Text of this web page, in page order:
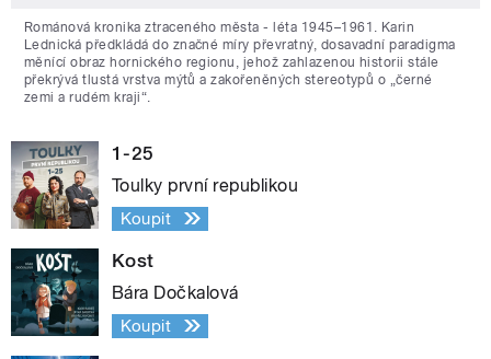
Románová kronika ztraceného města - léta 1945–1961. Karin
Lednická předkládá do značné míry převratný, dosavadní paradigma
měnící obraz hornického regionu, jehož zahlazenou historii stále
překrývá tlustá vrstva mýtů a zakořeněných stereotypů o „černé
zemi a rudém kraji“.
1-25
Toulky první republikou
Koupit
Kost
Bára Dočkalová
Koupit